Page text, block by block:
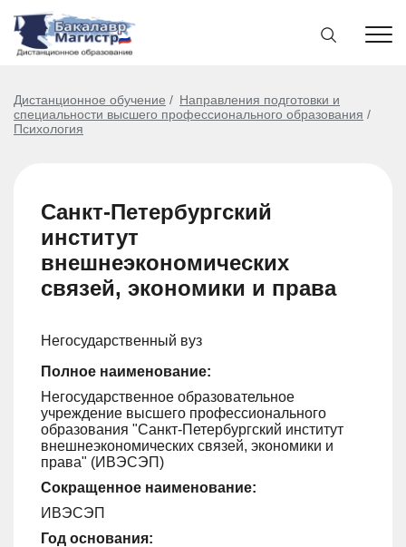
Дистанционное обучение
Направления подготовки и
специальности высшего профессионального образования
Психология
Санкт-Петербургский
институт
внешнеэкономических
связей, экономики и права
Негосударственный вуз
Полное наименование:
Негосударственное образовательное
учреждение высшего профессионального
образования "Санкт-Петербургский институт
внешнеэкономических связей, экономики и
права" (ИВЭСЭП)
Сокращенное наименование:
ИВЭСЭП
Год основания: